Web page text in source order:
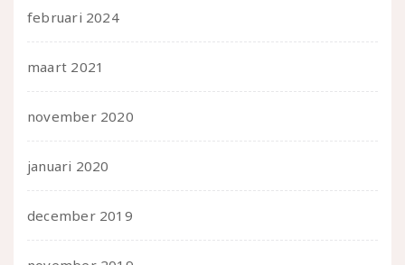
februari 2024
maart 2021
november 2020
januari 2020
december 2019